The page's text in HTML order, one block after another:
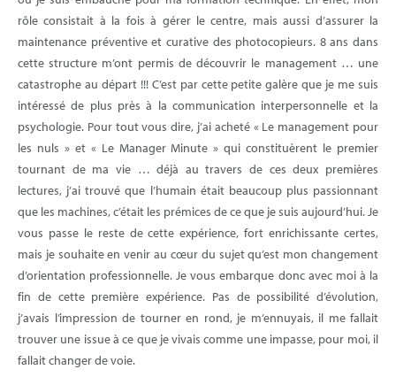
rôle consistait à la fois à gérer le centre, mais aussi d’assurer la
maintenance préventive et curative des photocopieurs. 8 ans dans
cette structure m’ont permis de découvrir le management … une
catastrophe au départ !!! C’est par cette petite galère que je me suis
intéressé de plus près à la communication interpersonnelle et la
psychologie. Pour tout vous dire, j’ai acheté « Le management pour
les nuls » et « Le Manager Minute » qui constituèrent le premier
tournant de ma vie … déjà au travers de ces deux premières
lectures, j’ai trouvé que l’humain était beaucoup plus passionnant
que les machines, c’était les prémices de ce que je suis aujourd’hui. Je
vous passe le reste de cette expérience, fort enrichissante certes,
mais je souhaite en venir au cœur du sujet qu’est mon changement
d’orientation professionnelle. Je vous embarque donc avec moi à la
fin de cette première expérience. Pas de possibilité d’évolution,
j’avais l’impression de tourner en rond, je m’ennuyais, il me fallait
trouver une issue à ce que je vivais comme une impasse, pour moi, il
fallait changer de voie.